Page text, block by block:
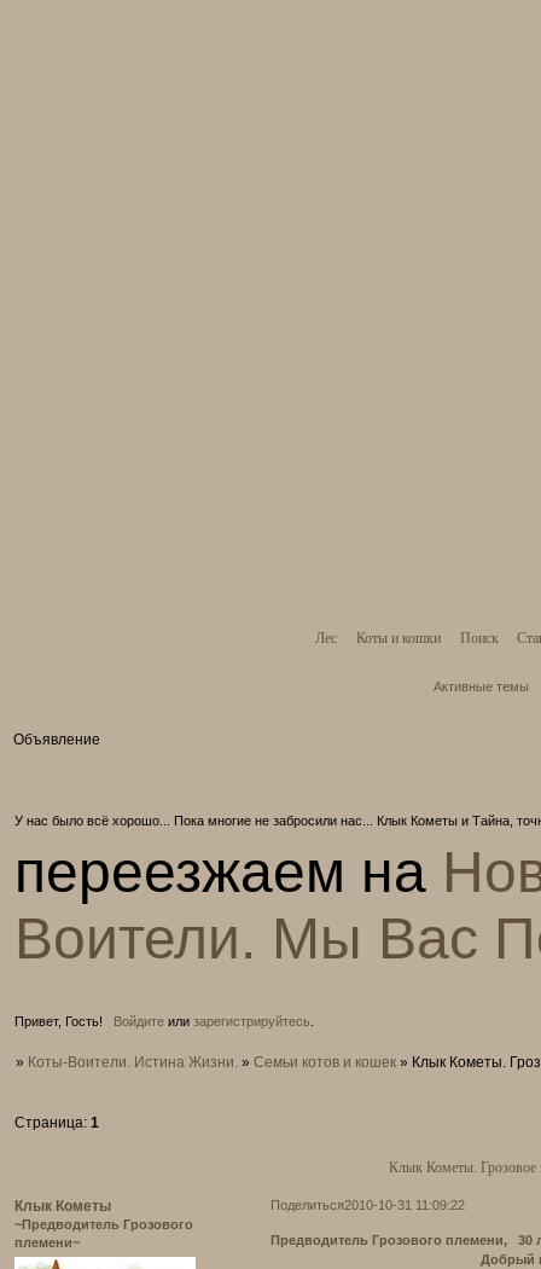
Лес Коты и кошки Поиск
Активные темы
Объявление
У нас было всё хорошо... Пока многие не забросили нас... Клык Кометы и Тайна,
переезжаем на
Воители. Мы Вас
Привет, Гость! Войдитеили зарегистрируйтесь
» Коты-Воители. Истина Жизни. »Семьи котов и кошек » Клык Кометы.
Клык Кометы. Грозовое
Страница:1
Поделиться2010-10-31 11:09:22
Клык Кометы
~Предводитель Грозового
племени~
Предводитель Грозового племени, 30
Добрый и